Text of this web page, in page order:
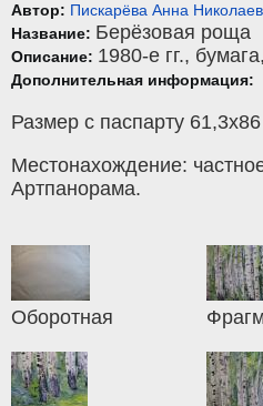
Автор: Пискарёва Анна
Название: Берёзовая роща
Описание: 1980-е гг., бумага,
Дополнительная информация:
Размер с паспарту 61,3х86
Местонахождение:
Артпанорама.
Оборотная